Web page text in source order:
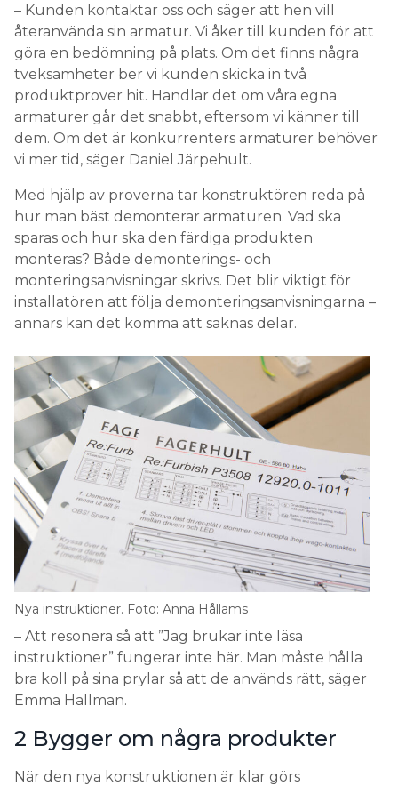
– Kunden kontaktar oss och säger att hen vill
återanvända sin armatur. Vi åker till kunden för att
göra en bedömning på plats. Om det finns några
tveksamheter ber vi kunden skicka in två
produktprover hit. Handlar det om våra egna
armaturer går det snabbt, eftersom vi känner till
dem. Om det är konkurrenters armaturer behöver
vi mer tid, säger Daniel Järpehult.
Med hjälp av proverna tar konstruktören reda på
hur man bäst demonterar armaturen. Vad ska
sparas och hur ska den färdiga produkten
monteras? Både demonterings- och
monteringsanvisningar skrivs. Det blir viktigt för
installatören att följa demonteringsanvisningarna –
annars kan det komma att saknas delar.
Nya instruktioner. Foto: Anna Hållams
– Att resonera så att ”Jag brukar inte läsa
instruktioner” fungerar inte här. Man måste hålla
bra koll på sina prylar så att de används rätt, säger
Emma Hallman.
2 Bygger om några produkter
När den nya konstruktionen är klar görs